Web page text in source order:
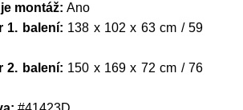
montáž: Ano
1. balení: 138 x 102 x 63 cm / 59
2. balení: 150 x 169 x 72 cm / 76